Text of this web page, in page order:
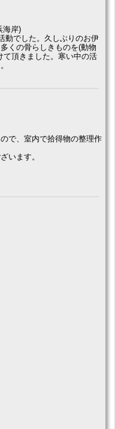
海岸)
動でした。久しぶりのお伊
くの骨らしきものを(動物
て頂きました。寒い中の活
で、室内で拾得物の整理作
います。